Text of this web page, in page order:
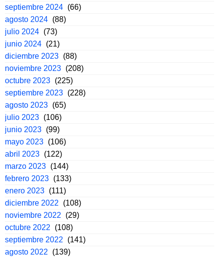
septiembre 2024 (66)
agosto 2024 (88)
julio 2024 (73)
junio 2024 (21)
diciembre 2023 (88)
noviembre 2023 (208)
octubre 2023 (225)
septiembre 2023 (228)
agosto 2023 (65)
julio 2023 (106)
junio 2023 (99)
mayo 2023 (106)
abril 2023 (122)
marzo 2023 (144)
febrero 2023 (133)
enero 2023 (111)
diciembre 2022
(108)
noviembre 2022
(29)
octubre 2022
(108)
septiembre 2022
(141)
agosto 2022
(139)